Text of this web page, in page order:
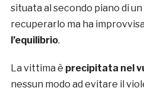
situata al secondo piano di
recuperarlo ma ha
l’equilibrio.
La vittima è precipitata nel
nessun modo ad evitare il